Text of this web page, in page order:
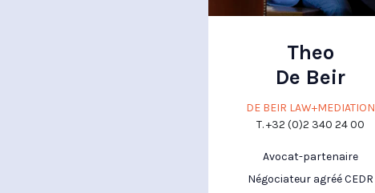
Theo
De Beir
DE BEIR LAW+MEDIATION
T. +32 (0)2 340 24 00
Avocat-partenaire
Négociateur agréé CEDR